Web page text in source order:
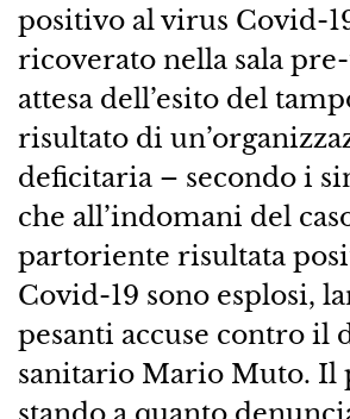
positivo al virus Covid-
ricoverato nella sala
attesa dell’esito del
risultato di
deficitaria – secondo i
che all’indomani del
partoriente risultata
Covid-19 sono esplosi,
pesanti accuse contro il
sanitario Mario Muto. Il